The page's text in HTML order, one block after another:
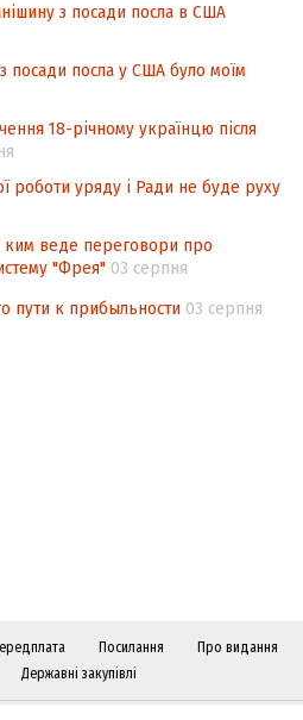
з посади посла в США
посади посла у США було моїм
18-річному українцю після
роботи уряду і Ради не буде руху
ким веде переговори про
"Фрея" 03 серпня
пути к прибыльности 03 серпня
Посилання
Про видання
Державні закупівлі